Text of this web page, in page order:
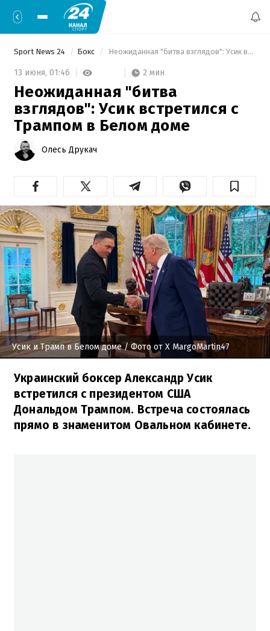
Sport News 24 Бокс Неожиданная "битва взглядов": Усик встретился с Трампом в Белом доме
13 июня, 01:46 2 мин
Неожиданная "битва
взглядов": Усик встретился с
Трампом в Белом доме
Олесь Друкач
Усик и Трамп в Белом доме/ Фото от Х MargoMartin47
Украинский боксер Александр Усик
встретился с президентом США
Дональдом Трампом. Встреча состоялась
прямо в знаменитом Овальном кабинете.